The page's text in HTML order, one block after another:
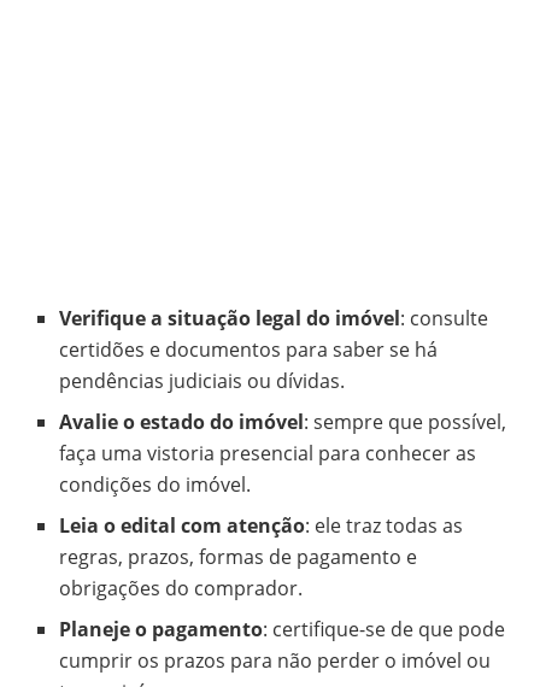
Verifique a situação legal do imóvel: consulte
certidões e documentos para saber se há
pendências judiciais ou dívidas.
Avalie o estado do imóvel: sempre que possível,
faça uma vistoria presencial para conhecer as
condições do imóvel.
Leia o edital com atenção: ele traz todas as
regras, prazos, formas de pagamento e
obrigações do comprador.
Planeje o pagamento: certifique-se de que pode
cumprir os prazos para não perder o imóvel ou